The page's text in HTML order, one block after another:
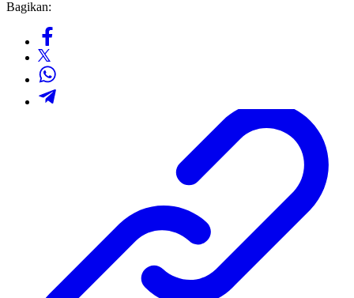
Bagikan: